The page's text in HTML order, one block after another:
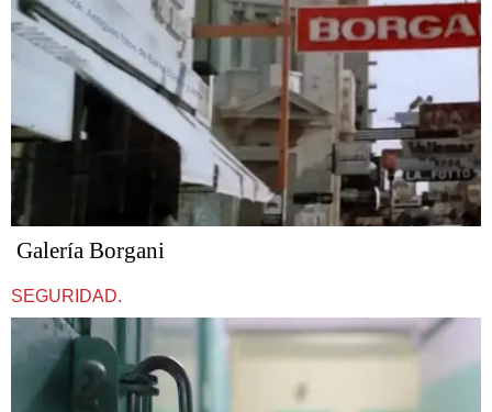
Galería Borgani
SEGURIDAD.